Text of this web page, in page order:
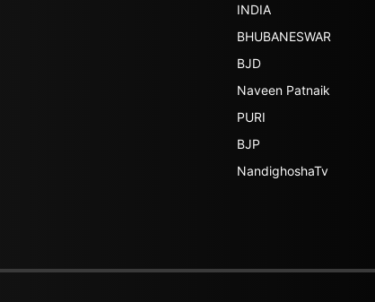
INDIA
BHUBANESWAR
BJD
Naveen Patnaik
PURI
BJP
NandighoshaTv